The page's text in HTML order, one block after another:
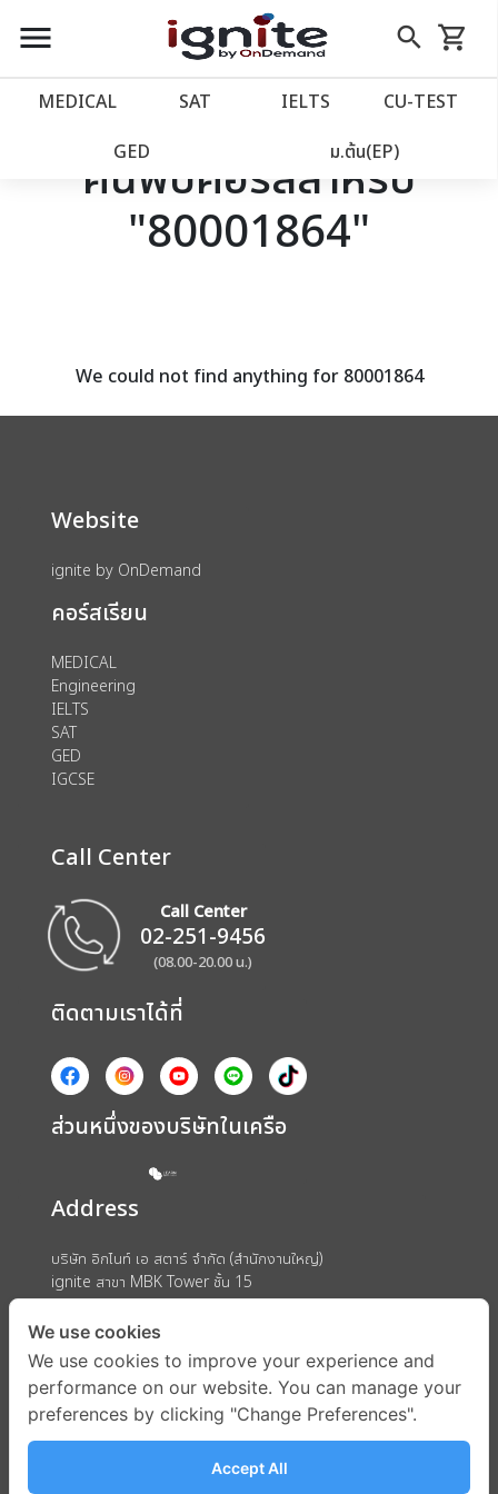
close
account_balance หน้าแรก
เว็บไซต์อิกไนท์
โปรโมชั่น
assignment ลงทะเบียน
menu search
Skip
to
shopping_cart
รถเข็น
MEDICAL SAT IELTS CU‑TEST
GED ม.ต้น(EP)
ค้นพบคอร์สสำหรับ
"80001864"
We could not find anything for 80001864
Website
ignite by OnDemand
คอร์สเรียน
MEDICAL
Engineering
IELTS
SAT
GED
IGCSE
Call Center
Call Center
02-251-9456
(08.00-20.00 น.)
ติดตามเราได้ที่
ส่วนหนึ่งของบริษัทในเครือ
Address
บริษัท อิกไนท์ เอ สตาร์ จำกัด (สำนักงานใหญ่)
ignite สาขา MBK Tower ชั้น 15
ถนนพญาไท แขวงวังใหม่ เขตปทุมวัน กรุงเทพมหานคร 10330
We use cookies
We use cookies to improve your experience and
performance on our website. You can manage your
preferences by clicking "Change Preferences".
Accept All